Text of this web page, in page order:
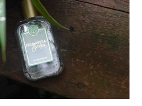
LE DÉCOR ITALIEN
LIRE
WEBSERIE
Dolce Follia